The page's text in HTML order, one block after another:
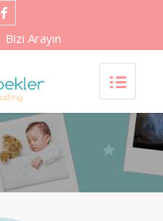
Bizi Arayın